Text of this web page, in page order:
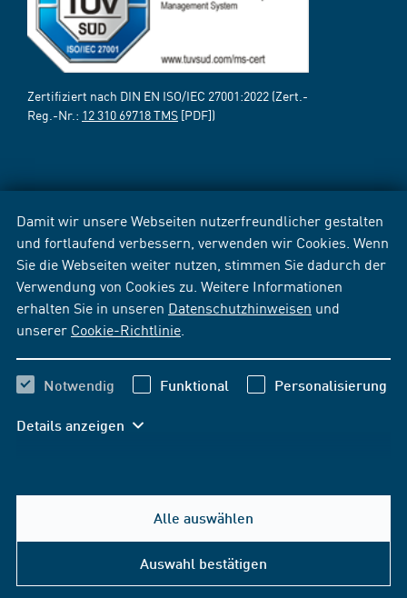
Damit wir unsere Webseiten nutzerfreundlicher gestalten
und fortlaufend verbessern, verwenden wir Cookies. Wenn
Sie die Webseiten weiter nutzen, stimmen Sie dadurch der
Verwendung von Cookies zu. Weitere Informationen
erhalten Sie in unseren Datenschutzhinweisen und
unserer Cookie-Richtlinie
Notwendig Funktional Personalisierung
Details anzeigen
Alle auswählen
Auswahl bestätigen
Zertifiziert nach DIN EN ISO/IEC 27001:2022 (Zert.-
Reg.-Nr.: 12 310 69718 TMS [PDF])